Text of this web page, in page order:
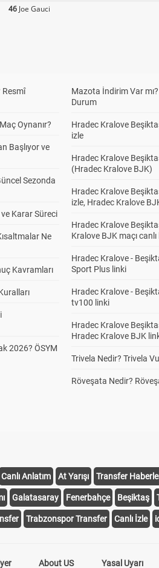
46 Joe Gauci
Resmî
Oynanır?
Başlıyor ve
Sezonda
ve Karar Süreci
Ne
Kavramları
2026? ÖSYM
Mazota İndirim Var
Durum
Hradec Kralove
izle
Hradec Kralove
(Hradec Kralove BJK)
Hradec Kralove
izle, Hradec Kralove
Hradec Kralove
Kralove BJK maçı canlı
Hradec Kralove -
Sport Plus linki
Hradec Kralove -
tv100 linki
Hradec Kralove
Hradec Kralove BJK
Trivela Nedir? Trivela
Röveşata Nedir?
Canlı Anlatım At Yarışı Transfer
Galatasaray Fenerbahçe Beşiktaş
Trabzonspor Transfer Canlı İzle
About US Yasal Uyarı